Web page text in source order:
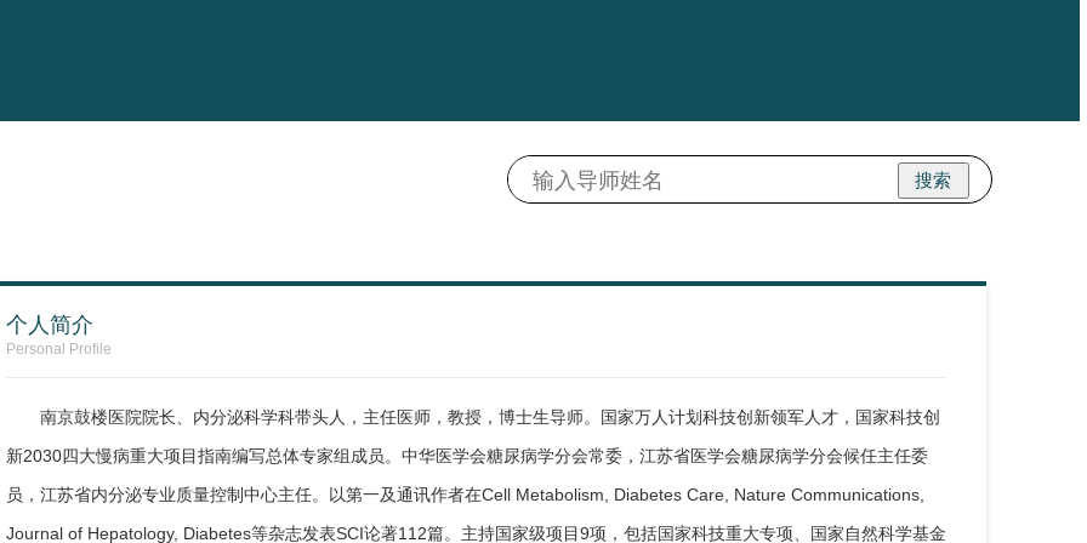
搜索
个人简介
Personal Profile
南京鼓楼医院院长、内分泌科学科带头人，主任医师，教授，博士生导师。国家万人计划科技创新领军人才，国家科技创
新2030四大慢病重大项目指南编写总体专家组成员。中华医学会糖尿病学分会常委，江苏省医学会糖尿病学分会候任主任委
员，江苏省内分泌专业质量控制中心主任。以第一及通讯作者在Cell Metabolism, Diabetes Care, Nature Communications,
Journal of Hepatology, Diabetes等杂志发表SCI论著112篇。主持国家级项目9项，包括国家科技重大专项、国家自然科学基金